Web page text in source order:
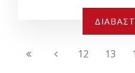
12 13